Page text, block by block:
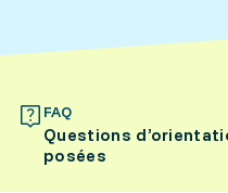
FAQ
Questions
posées